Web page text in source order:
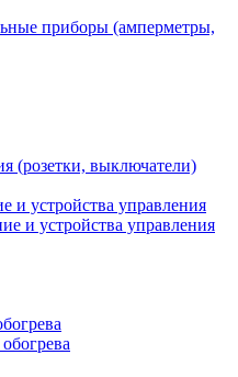
приборы (амперметры,
(розетки, выключатели)
и устройства управления